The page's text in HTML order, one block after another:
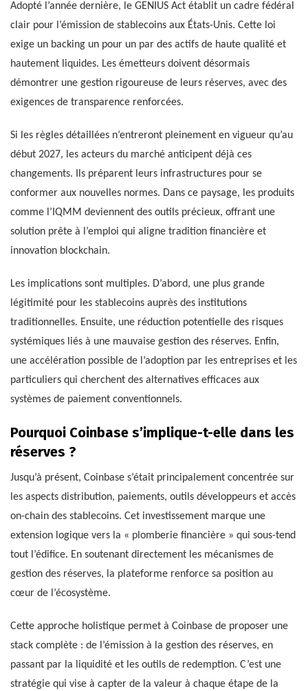
Adopté l’année dernière, le GENIUS Act établit un cadre fédéral
clair pour l’émission de stablecoins aux États-Unis. Cette loi
exige un backing un pour un par des actifs de haute qualité et
hautement liquides. Les émetteurs doivent désormais
démontrer une gestion rigoureuse de leurs réserves, avec des
exigences de transparence renforcées.
Si les règles détaillées n’entreront pleinement en vigueur qu’au
début 2027, les acteurs du marché anticipent déjà ces
changements. Ils préparent leurs infrastructures pour se
conformer aux nouvelles normes. Dans ce paysage, les produits
comme l’IQMM deviennent des outils précieux, offrant une
solution prête à l’emploi qui aligne tradition financière et
innovation blockchain.
Les implications sont multiples. D’abord, une plus grande
légitimité pour les stablecoins auprès des institutions
traditionnelles. Ensuite, une réduction potentielle des risques
systémiques liés à une mauvaise gestion des réserves. Enfin,
une accélération possible de l’adoption par les entreprises et les
particuliers qui cherchent des alternatives efficaces aux
systèmes de paiement conventionnels.
Pourquoi Coinbase s’implique-t-elle dans les
réserves ?
Jusqu’à présent, Coinbase s’était principalement concentrée sur
les aspects distribution, paiements, outils développeurs et accès
on-chain des stablecoins. Cet investissement marque une
extension logique vers la « plomberie financière » qui sous-tend
tout l’édifice. En soutenant directement les mécanismes de
gestion des réserves, la plateforme renforce sa position au
cœur de l’écosystème.
Cette approche holistique permet à Coinbase de proposer une
stack complète : de l’émission à la gestion des réserves, en
passant par la liquidité et les outils de redemption. C’est une
stratégie qui vise à capter de la valeur à chaque étape de la